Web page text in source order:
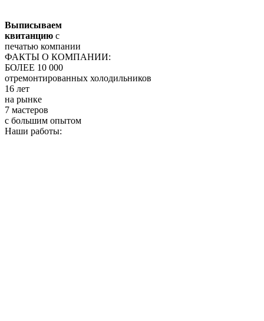
Выписываем
квитанцию с
печатью компании
ФАКТЫ О КОМПАНИИ:
БОЛЕЕ 10 000
отремонтированных холодильников
16 лет
на рынке
7 мастеров
с большим опытом
Наши работы: